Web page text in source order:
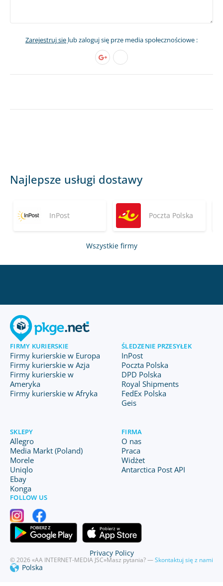
Zarejestruj się lub zaloguj się prze media społecznościowe :
Najlepsze usługi dostawy
InPost Poczta Polska
Wszystkie firmy
FIRMY KURIERSKIE
Firmy kurierskie w Europa
Firmy kurierskie w Azja
Firmy kurierskie w
Ameryka
Firmy kurierskie w Afryka
ŚLEDZENIE PRZESYŁEK
InPost
Poczta Polska
DPD Polska
Royal Shipments
FedEx Polska
Geis
SKLEPY
Allegro
Media Markt (Poland)
Morele
Uniqlo
Ebay
Konga
FIRMA
O nas
Praca
Widżet
Antarctica Post API
FOLLOW US
© 2026 «AA INTERNET-MEDIA JSC»Masz pytania? —Skontaktuj się z nami
Polska
Privacy Policy